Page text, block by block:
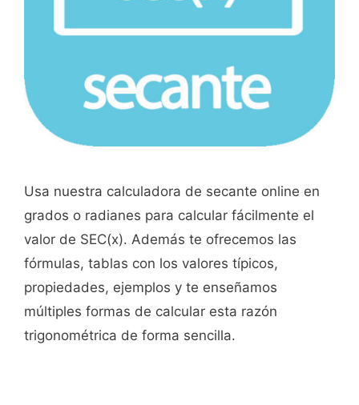
Usa nuestra calculadora de secante online en
grados o radianes para calcular fácilmente el
valor de SEC(x). Además te ofrecemos las
fórmulas, tablas con los valores típicos,
propiedades, ejemplos y te enseñamos
múltiples formas de calcular esta razón
trigonométrica de forma sencilla.